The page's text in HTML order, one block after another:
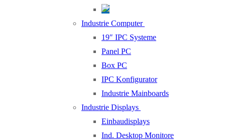
Industrie Computer
19″ IPC Systeme
Panel PC
Box PC
IPC Konfigurator
Industrie Mainboards
Industrie Displays
Einbaudisplays
Ind. Desktop Monitore